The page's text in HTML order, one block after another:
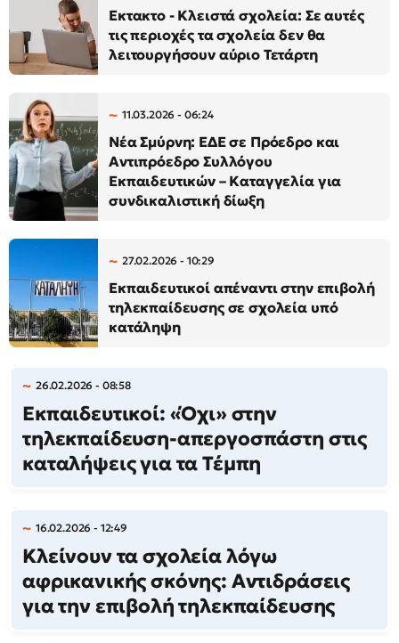
Εκτακτο - Kλειστά σχολεία: Σε αυτές
τις περιοχές τα σχολεία δεν θα
λειτουργήσουν αύριο Τετάρτη
11.03.2026 - 06:24
Νέα Σμύρνη: ΕΔΕ σε Πρόεδρο και
Αντιπρόεδρο Συλλόγου
Εκπαιδευτικών – Καταγγελία για
συνδικαλιστική δίωξη
27.02.2026 - 10:29
Εκπαιδευτικοί απέναντι στην επιβολή
τηλεκπαίδευσης σε σχολεία υπό
κατάληψη
26.02.2026 - 08:58
Εκπαιδευτικοί: «Όχι» στην
τηλεκπαίδευση-απεργοσπάστη στις
καταλήψεις για τα Τέμπη
16.02.2026 - 12:49
Κλείνουν τα σχολεία λόγω
αφρικανικής σκόνης: Αντιδράσεις
για την επιβολή τηλεκπαίδευσης